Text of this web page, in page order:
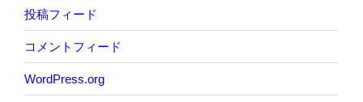
投稿フィード
コメントフィード
WordPress.org